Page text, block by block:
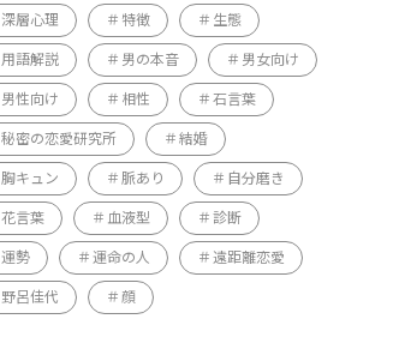
深層心理 特徴 生態
用語解説 男の本音 男女向け
男性向け 相性 石言葉
秘密の恋愛研究所 結婚
胸キュン 脈あり 自分磨き
花言葉 血液型 診断
運勢 運命の人 遠距離恋愛
野呂佳代 顔